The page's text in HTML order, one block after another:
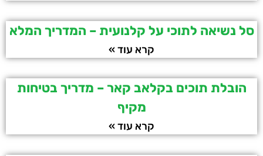
סל נשיאה לתוכי על קלנועית – המדריך המלא
קרא עוד »
הובלת תוכים בקלאב קאר – מדריך בטיחות
מקיף
קרא עוד »